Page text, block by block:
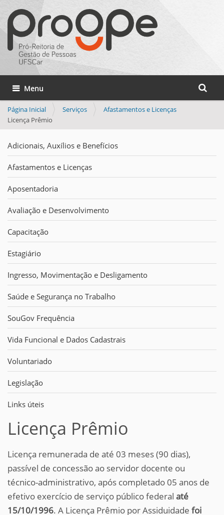
Busca
Busca
Toggle navigation
Página Inicial Serviços
Afastamentos e Licenças
Licença Prêmio
Adicionais, Auxílios e Benefícios
Afastamentos e Licenças
Aposentadoria
Avaliação e Desenvolvimento
Capacitação
Estagiário
Ingresso, Movimentação e Desligamento
Saúde e Segurança no Trabalho
SouGov Frequência
Vida Funcional e Dados Cadastrais
Voluntariado
Legislação
Links úteis
Licença Prêmio
Licença remunerada de até 03 meses (90 dias),
passível de concessão ao servidor docente ou
técnico-administrativo, após completado 05 anos de
efetivo exercício de serviço público federal até
15/10/1996. A Licença Prêmio por Assiduidade foi